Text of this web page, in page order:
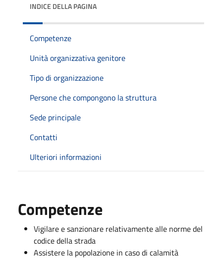
INDICE DELLA PAGINA
Competenze
Unità organizzativa genitore
Tipo di organizzazione
Persone che compongono la struttura
Sede principale
Contatti
Ulteriori informazioni
Competenze
Vigilare e sanzionare relativamente alle norme del
codice della strada
Assistere la popolazione in caso di calamità